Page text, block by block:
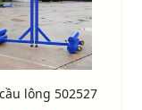
lông 502527